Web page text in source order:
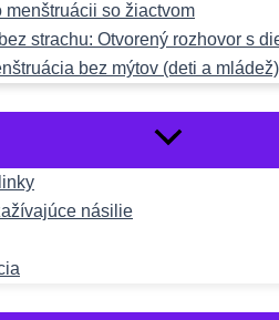
menštruácii so žiactvom
strachu: Otvorený rozhovor s
bez mýtov (deti a mládež)
násilie